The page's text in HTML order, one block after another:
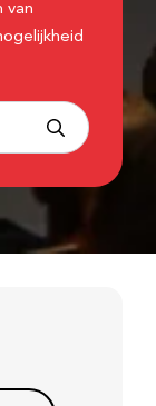
van